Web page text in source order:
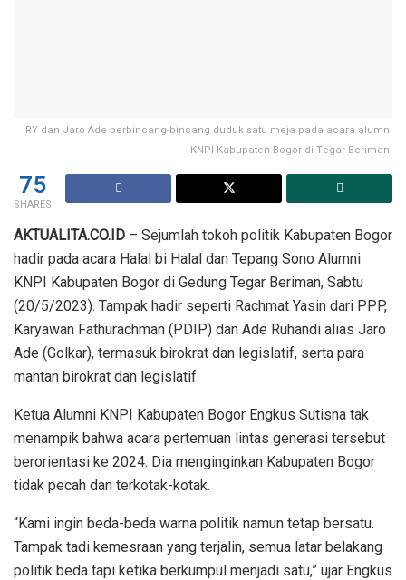
RY dan Jaro Ade berbincang-bincang duduk satu meja pada acara alumni
KNPI Kabupaten Bogor di Tegar Beriman.
75
SHARES
AKTUALITA.CO.ID – Sejumlah tokoh politik Kabupaten Bogor
hadir pada acara Halal bi Halal dan Tepang Sono Alumni
KNPI Kabupaten Bogor di Gedung Tegar Beriman, Sabtu
(20/5/2023). Tampak hadir seperti Rachmat Yasin dari PPP,
Karyawan Fathurachman (PDIP) dan Ade Ruhandi alias Jaro
Ade (Golkar), termasuk birokrat dan legislatif, serta para
mantan birokrat dan legislatif.
Ketua Alumni KNPI Kabupaten Bogor Engkus Sutisna tak
menampik bahwa acara pertemuan lintas generasi tersebut
berorientasi ke 2024. Dia menginginkan Kabupaten Bogor
tidak pecah dan terkotak-kotak.
“Kami ingin beda-beda warna politik namun tetap bersatu.
Tampak tadi kemesraan yang terjalin, semua latar belakang
politik beda tapi ketika berkumpul menjadi satu,” ujar Engkus